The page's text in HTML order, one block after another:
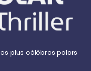
plus célèbres polars